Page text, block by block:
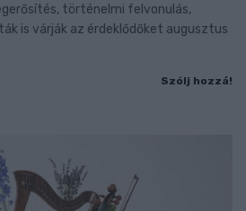
történelmi felvonulás,
is várják az érdeklődőket augusztus
Szólj hozzá!